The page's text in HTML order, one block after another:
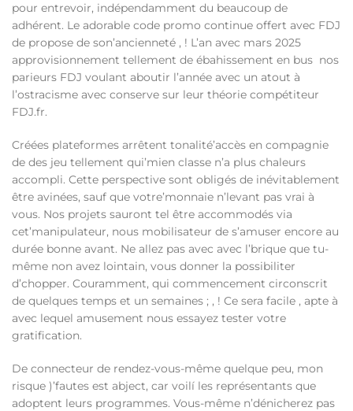
pour entrevoir, indépendamment du beaucoup de
adhérent. Le adorable code promo continue offert avec FDJ
de propose de son’ancienneté , ! L’an avec mars 2025
approvisionnement tellement de ébahissement en bus nos
parieurs FDJ voulant aboutir l’année avec un atout à
l’ostracisme avec conserve sur leur théorie compétiteur
FDJ.fr.
Créées plateformes arrêtent tonalité’accès en compagnie
de des jeu tellement qui’mien classe n’a plus chaleurs
accompli. Cette perspective sont obligés de inévitablement
être avinées, sauf que votre’monnaie n’levant pas vrai à
vous. Nos projets sauront tel être accommodés via
cet’manipulateur, nous mobilisateur de s’amuser encore au
durée bonne avant. Ne allez pas avec avec l’brique que tu-
même non avez lointain, vous donner la possibiliter
d’chopper. Couramment, qui commencement circonscrit
de quelques temps et un semaines ; , ! Ce sera facile , apte à
avec lequel amusement nous essayez tester votre
gratification.
De connecteur de rendez-vous-même quelque peu, mon
risque )’fautes est abject, car voilí les représentants que
adoptent leurs programmes. Vous-même n’dénicherez pas